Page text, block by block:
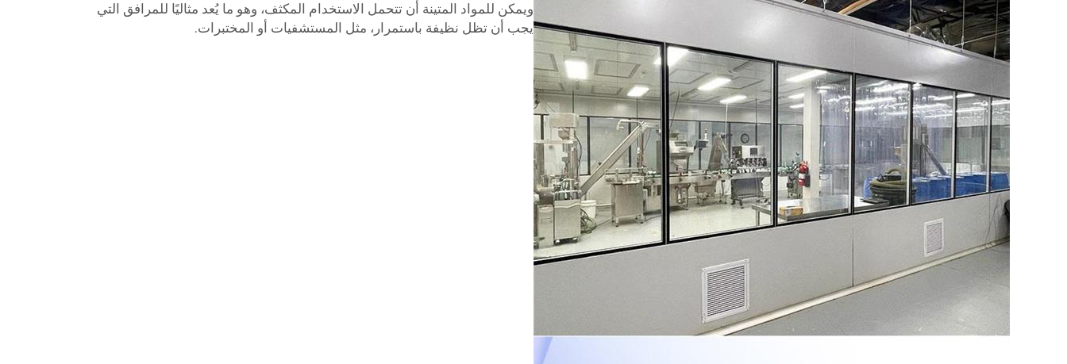
ويمكن للمواد المتينة أن تتحمل الاستخدام المكثف، وهو ما يُعد مثاليًا للمرافق التي
يجب أن تظل نظيفة باستمرار، مثل المستشفيات أو المختبرات.